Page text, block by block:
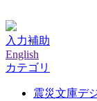
入力補助
English
カテゴリ
震災文庫デ